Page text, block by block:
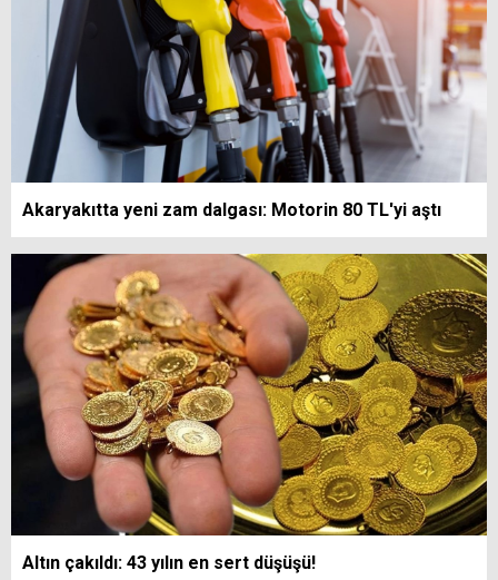
Akaryakıtta yeni zam dalgası: Motorin 80 TL'yi aştı
Altın çakıldı: 43 yılın en sert düşüşü!